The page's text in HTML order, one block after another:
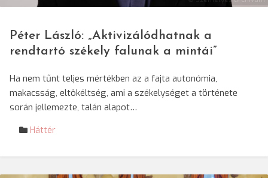
Péter László: „Aktivizálódhatnak a
rendtartó székely falunak a mintái”
Ha nem tűnt teljes mértékben az a fajta autonómia,
makacsság, eltökéltség, ami a székelységet a története
során jellemezte, talán alapot…
Háttér